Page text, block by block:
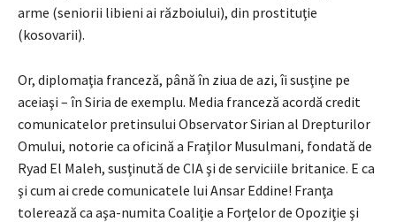
arme (seniorii libieni ai războiului), din prostituţie
(kosovarii).
Or, diplomaţia franceză, până în ziua de azi, îi susţine pe
aceiaşi – în Siria de exemplu. Media franceză acordă credit
comunicatelor pretinsului Observator Sirian al Drepturilor
Omului, notorie ca oficină a Fraţilor Musulmani, fondată de
Ryad El Maleh, susţinută de CIA şi de serviciile britanice. E ca
şi cum ai crede comunicatele lui Ansar Eddine! Franţa
tolerează ca aşa-numita Coaliţie a Forţelor de Opoziţie şi